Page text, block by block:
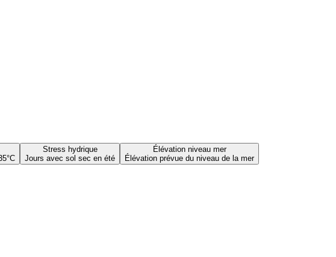
Stress hydrique
Jours avec sol sec en été
Élévation niveau mer
Élévation prévue du niveau de la mer